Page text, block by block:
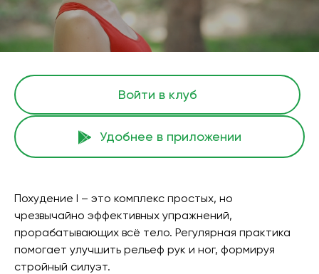
Войти в клуб
Удобнее в приложении
Похудение I – это комплекс простых, но
чрезвычайно эффективных упражнений,
прорабатывающих всё тело. Регулярная практика
помогает улучшить рельеф рук и ног, формируя
стройный силуэт.